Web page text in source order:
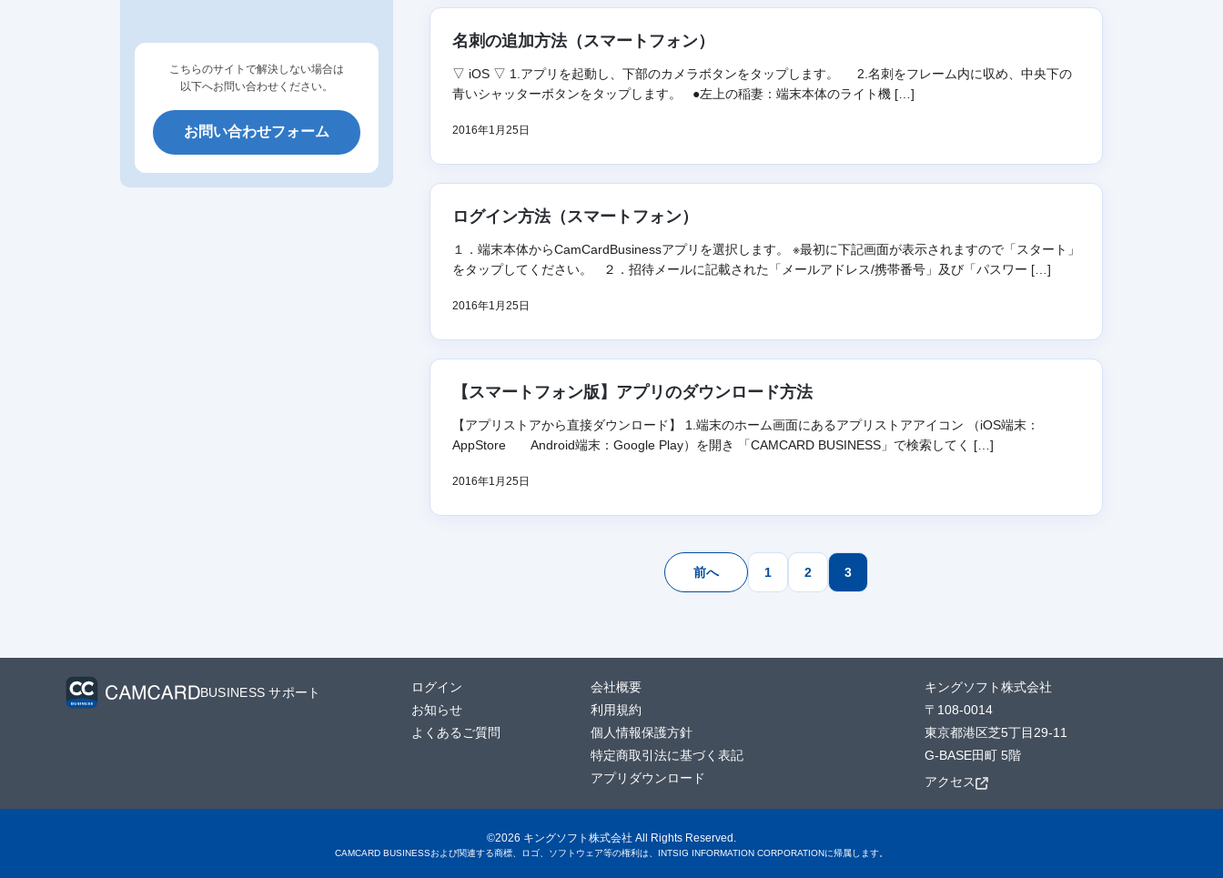
こちらのサイトで解決しない場合は
以下へお問い合わせください。
お問い合わせフォーム
名刺の追加方法（スマートフォン）
▽ iOS ▽ 1.アプリを起動し、下部のカメラボタンをタップします。 2.名刺をフレーム内に収め、中央下の
青いシャッターボタンをタップします。 ●左上の稲妻：端末本体のライト機 […]
2016年1月25日
ログイン方法（スマートフォン）
１．端末本体からCamCardBusinessアプリを選択します。 ※最初に下記画面が表示されますので「スタート」
をタップしてください。 ２．招待メールに記載された「メールアドレス/携帯番号」及び「パスワー […]
2016年1月25日
【スマートフォン版】アプリのダウンロード方法
【アプリストアから直接ダウンロード】 1.端末のホーム画面にあるアプリストアアイコン （iOS端末：
AppStore Android端末：Google Play）を開き 「CAMCARD BUSINESS」で検索してく […]
2016年1月25日
投
稿
り
前へ 1 2 3
BUSINESS サポート
ログイン
お知らせ
よくあるご質問
会社概要
利用規約
個人情報保護方針
特定商取引法に基づく表記
アプリダウンロード
キングソフト株式会社
〒108-0014
東京都港区芝5丁目29-11
G-BASE田町 5階
アクセス
©2026 キングソフト株式会社 All Rights Reserved.
CAMCARD BUSINESSおよび関連する商標、ロゴ、ソフトウェア等の権利は、INTSIG INFORMATION CORPORATIONに帰属します。